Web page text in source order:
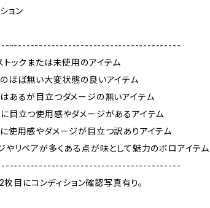
ョン
トックまたは未使用のアイテム
ほぼ無い大変状態の良いアイテム
あるが目立つダメージの無いアイテム
目立つ使用感やダメージがあるアイテム
使用感やダメージが目立つ訳ありアイテム
やリペアが多くある点が味として魅力のボロアイテム
目にコンディション確認写真有り。